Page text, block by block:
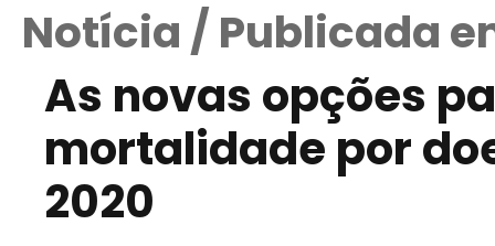
Notícia / Publicada
As novas opções
mortalidade por
2020